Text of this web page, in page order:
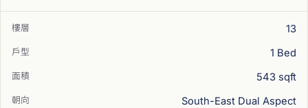
13
1 Bed
543 sqft
South-East Dual Aspect